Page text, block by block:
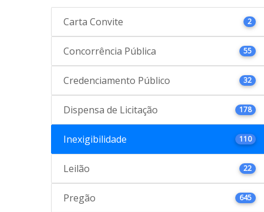
Carta Convite 2
Concorrência Pública 55
Credenciamento Público 32
Dispensa de Licitação 178
Inexigibilidade 110
Leilão 22
Pregão 645